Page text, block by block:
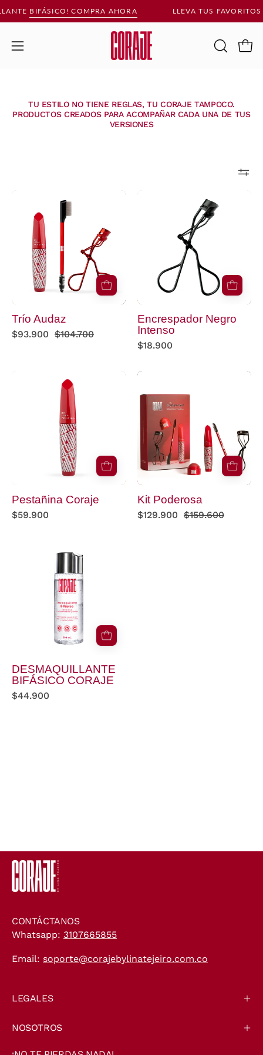
Saltar
al
BIFÁSICO! COMPRA AHORA LLEVA TUS
Abrir
ABRIR
TU ESTILO NO TIENE REGLAS, TU CORAJE TAMPOCO.
PRODUCTOS CREADOS PARA ACOMPAÑAR CADA UNA DE TUS
VERSIONES
Trío Audaz
$93.900 $104.700
Encrespador
Negro
Intenso
Encrespador Negro
Intenso
$18.900
pestañina
coraje
fondo
blanco
Pestañina Coraje
$59.900
Kit Poderosa
$129.900 $159.600
BIFÁSICO
CORAJE
DESMAQUILLANTE
BIFÁSICO CORAJE
$44.900
CONTÁCTANOS
Whatsapp: 3107665855
Email: soporte@corajebylinatejeiro.com.co
LEGALES
NOSOTROS